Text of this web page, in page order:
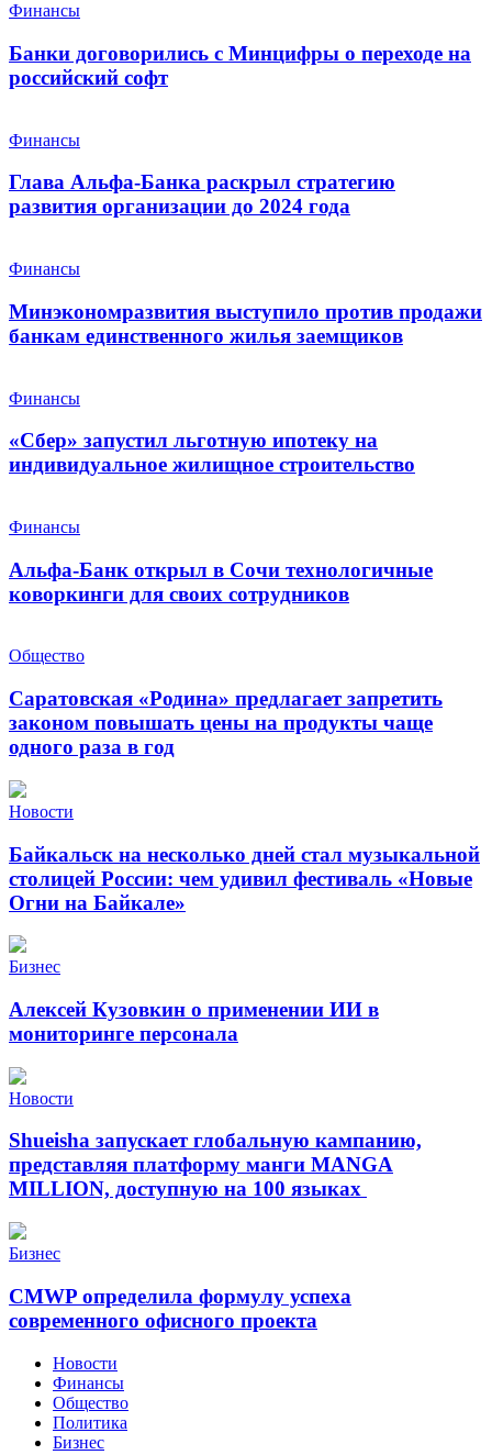
Финансы
Банки договорились с Минцифры о переходе на
российский софт
Финансы
Глава Альфа-Банка раскрыл стратегию
развития организации до 2024 года
Финансы
Минэкономразвития выступило против продажи
банкам единственного жилья заемщиков
Финансы
«Сбер» запустил льготную ипотеку на
индивидуальное жилищное строительство
Финансы
Альфа-Банк открыл в Сочи технологичные
коворкинги для своих сотрудников
Общество
Саратовская «Родина» предлагает запретить
законом повышать цены на продукты чаще
одного раза в год
Новости
Байкальск на несколько дней стал музыкальной
столицей России: чем удивил фестиваль «Новые
Огни на Байкале»
Бизнес
Алексей Кузовкин о применении ИИ в
мониторинге персонала
Новости
Shueisha запускает глобальную кампанию,
представляя платформу манги MANGA
MILLION, доступную на 100 языках
Бизнес
CMWP определила формулу успеха
современного офисного проекта
Новости
Финансы
Общество
Политика
Бизнес